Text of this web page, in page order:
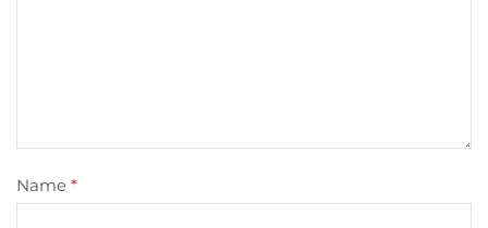
Name *